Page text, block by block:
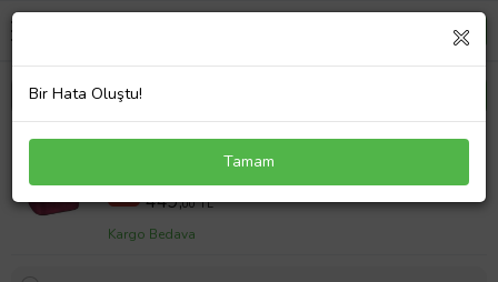
Makyaj Çantası Makyaj Malzeme Çantası Makyaj
Malzemesi Için Çanta
%25 599,00 TL
449,00 TL
Kargo Bedava
Bir Hata Oluştu!
Tamam